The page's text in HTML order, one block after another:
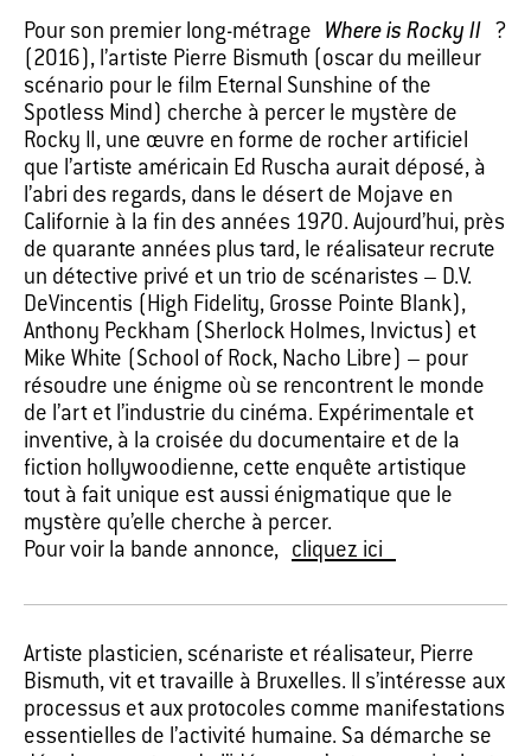
Pour son premier long-métrage Where is Rocky II ?
(2016), l’artiste Pierre Bismuth (oscar du meilleur
scénario pour le film Eternal Sunshine of the
Spotless Mind) cherche à percer le mystère de
Rocky II, une œuvre en forme de rocher artificiel
que l’artiste américain Ed Ruscha aurait déposé, à
l’abri des regards, dans le désert de Mojave en
Californie à la fin des années 1970. Aujourd’hui, près
de quarante années plus tard, le réalisateur recrute
un détective privé et un trio de scénaristes – D.V.
DeVincentis (High Fidelity, Grosse Pointe Blank),
Anthony Peckham (Sherlock Holmes, Invictus) et
Mike White (School of Rock, Nacho Libre) – pour
résoudre une énigme où se rencontrent le monde
de l’art et l’industrie du cinéma. Expérimentale et
inventive, à la croisée du documentaire et de la
fiction hollywoodienne, cette enquête artistique
tout à fait unique est aussi énigmatique que le
mystère qu’elle cherche à percer.
Pour voir la bande annonce, cliquez ici
Artiste plasticien, scénariste et réalisateur, Pierre
Bismuth, vit et travaille à Bruxelles. Il s’intéresse aux
processus et aux protocoles comme manifestations
essentielles de l’activité humaine. Sa démarche se